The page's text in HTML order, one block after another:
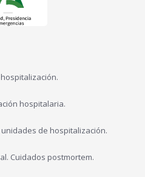
hospitalaria.
de hospitalización.
Cuidados postmortem.